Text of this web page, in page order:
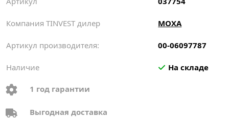
Компания TINVEST дилер MOXA
Артикул производителя: 00-06097787
Наличие На складе
1 год гарантии
Выгодная доставка